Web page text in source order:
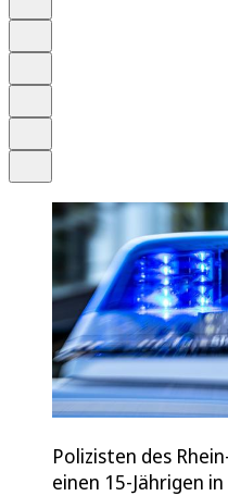
Polizisten des
einen 15-Jährigen